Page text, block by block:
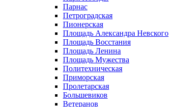
Парнас
Петроградская
Пионерская
Площадь Александра Невского
Площадь Восстания
Площадь Ленина
Площадь Мужества
Политехническая
Приморская
Пролетарская
Большевиков
Ветеранов